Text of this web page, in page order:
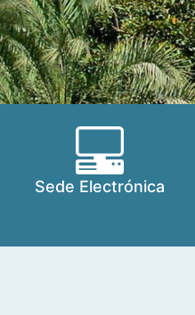
Sede Electrónica